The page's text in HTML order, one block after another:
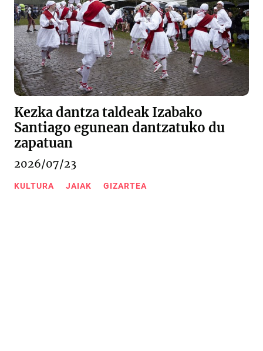
Kezka dantza taldeak Izabako
Santiago egunean dantzatuko du
zapatuan
2026/07/23
KULTURA JAIAK GIZARTEA